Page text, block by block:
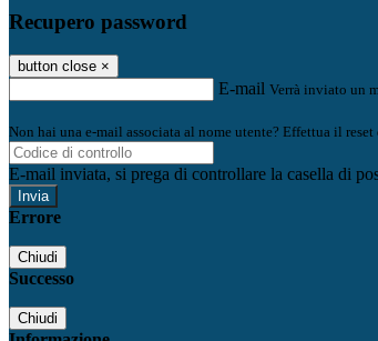
Recupero password
button close ×
E-mail Verrà inviato un
Non hai una e-mail associata al nome utente? Effettua il
E-mail inviata, si prega di controllare la casella di
Errore
Chiudi
Successo
Chiudi